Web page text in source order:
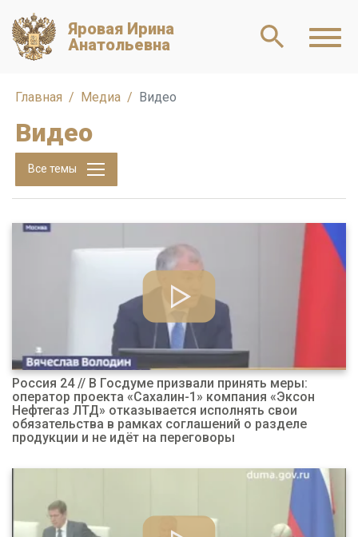
Яровая Ирина
Анатольевна
Главная Медиа Видео
Видео
Все темы
Россия 24 // В Госдуме призвали принять меры:
оператор проекта «Сахалин-1» компания «Эксон
Нефтегаз ЛТД» отказывается исполнять свои
обязательства в рамках соглашений о разделе
продукции и не идёт на переговоры